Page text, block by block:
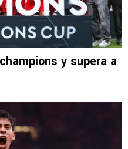
y supera a